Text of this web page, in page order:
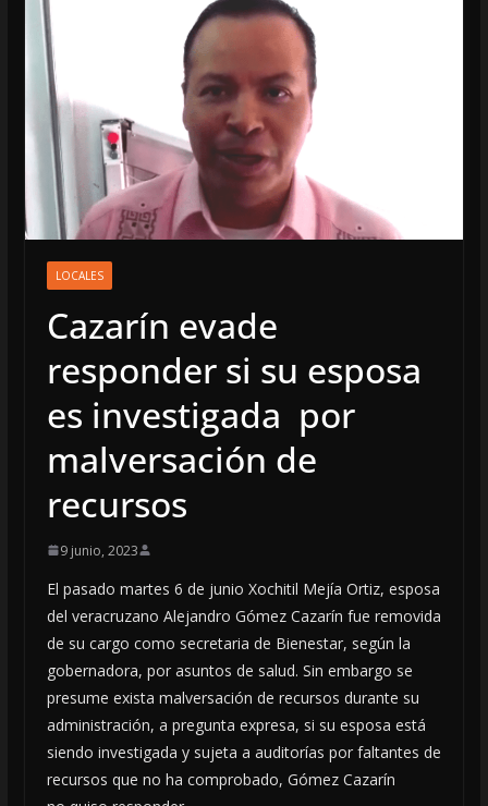
LOCALES
Cazarín evade
responder si su esposa
es investigada por
malversación de
recursos
9 junio, 2023
El pasado martes 6 de junio Xochitil Mejía Ortiz, esposa
del veracruzano Alejandro Gómez Cazarín fue removida
de su cargo como secretaria de Bienestar, según la
gobernadora, por asuntos de salud. Sin embargo se
presume exista malversación de recursos durante su
administración, a pregunta expresa, si su esposa está
siendo investigada y sujeta a auditorías por faltantes de
recursos que no ha comprobado, Gómez Cazarín